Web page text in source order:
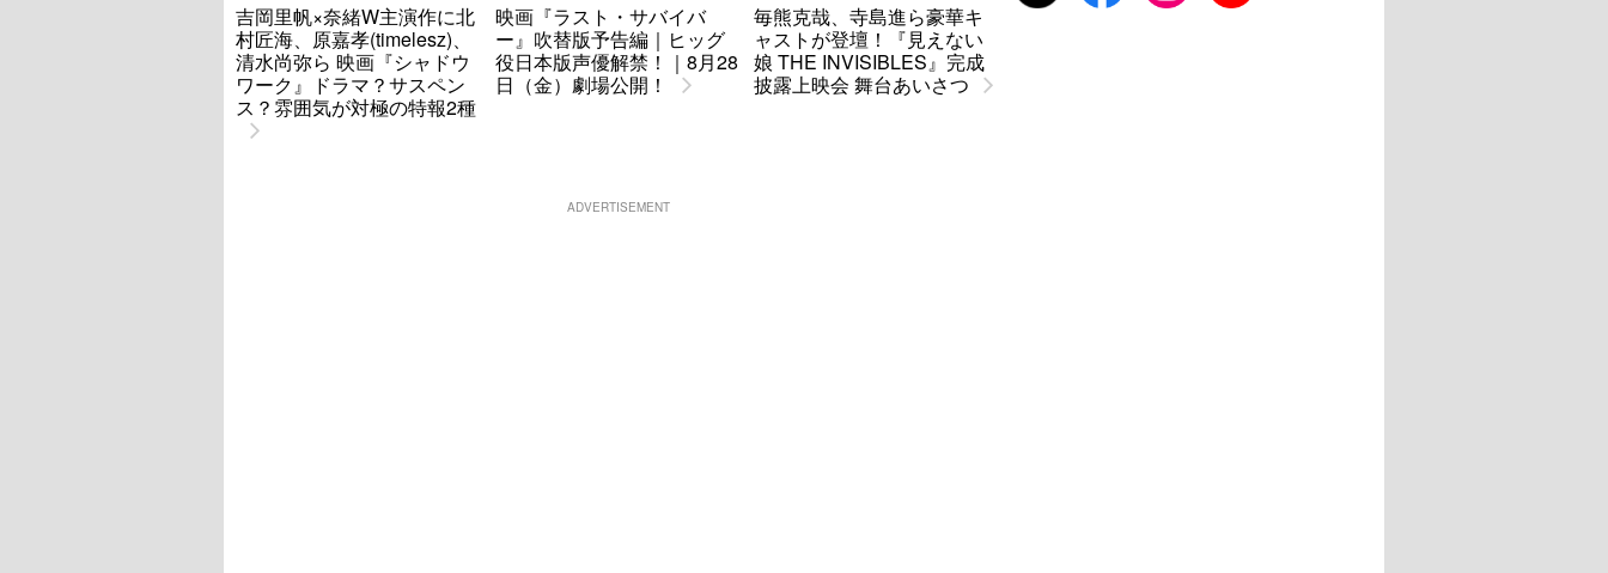
吉岡里帆×奈緒W主演作に北
村匠海、原嘉孝(timelesz)、
清水尚弥ら 映画『シャドウ
ワーク』ドラマ？サスペン
ス？雰囲気が対極の特報2種
映画『ラスト・サバイバ
ー』吹替版予告編｜ヒッグ
役日本版声優解禁！｜8月28
日（金）劇場公開！
毎熊克哉、寺島進ら豪華キ
ャストが登壇！『見えない
娘 THE INVISIBLES』完成
披露上映会 舞台あいさつ
ADVERTISEMENT